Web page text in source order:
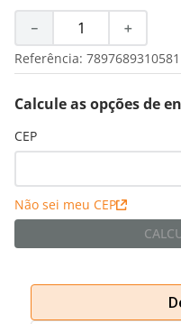
＋
－
Referência: 7897689310581
Calcule as opções de
CEP
Não sei meu CEP